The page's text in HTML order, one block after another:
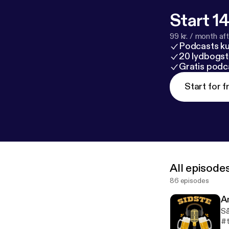
Start
99 kr. / month
Podcasts
20
Gratis
Start for
All
86 episodes